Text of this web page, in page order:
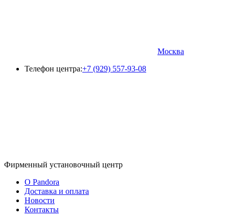
Москва
Телефон центра:+7 (929) 557-93-08
Фирменный установочный центр
O Pandora
Доставка и оплата
Новости
Контакты